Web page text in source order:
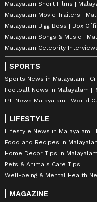
Malayalam Short Films
Malayalam Movie Trailers
Malayalam Bigg Boss
Box
Malayalam Songs & Music
Malayalam Celebrity
SPORTS
Sports News in Malayalam
Football News in Malayalam
IPL News Malayalam
World
LIFESTYLE
Lifestyle News in Malayalam
Food and Recipes in
Home Decor Tips in Malayalam
Pets & Animals Care Tips
Well-being & Mental Health
MAGAZINE